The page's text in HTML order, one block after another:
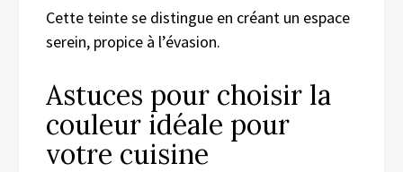
Cette teinte se distingue en créant un espace
serein, propice à l’évasion.
Astuces pour choisir la
couleur idéale pour
votre cuisine